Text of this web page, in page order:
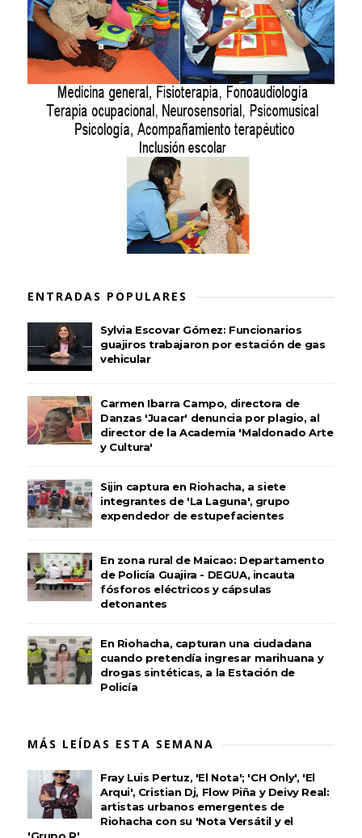
ENTRADAS POPULARES
Sylvia Escovar Gómez: Funcionarios
guajiros trabajaron por estación de gas
vehicular
Carmen Ibarra Campo, directora de
Danzas 'Juacar' denuncia por plagio, al
director de la Academia 'Maldonado Arte
y Cultura'
Sijin captura en Riohacha, a siete
integrantes de 'La Laguna', grupo
expendedor de estupefacientes
En zona rural de Maicao: Departamento
de Policía Guajira - DEGUA, incauta
fósforos eléctricos y cápsulas
detonantes
En Riohacha, capturan una ciudadana
cuando pretendía ingresar marihuana y
drogas sintéticas, a la Estación de
Policía
MÁS LEÍDAS ESTA SEMANA
Fray Luis Pertuz, 'El Nota'; 'CH Only', 'El
Arqui', Cristian Dj, Flow Piña y Deivy Real:
artistas urbanos emergentes de
Riohacha con su 'Nota Versátil y el